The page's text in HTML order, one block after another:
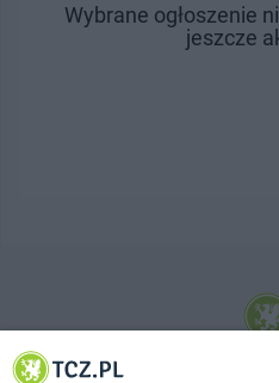
Wybrane ogłoszenie
jeszcze
© 2001-2026 Tczew - TCZ.PL Sp. z o.o.